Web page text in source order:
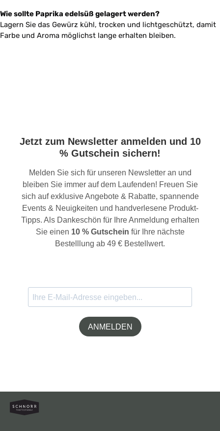
Wie sollte Paprika edelsüß gelagert werden?
Lagern Sie das Gewürz kühl, trocken und lichtgeschützt, damit
Farbe und Aroma möglichst lange erhalten bleiben.
Jetzt zum Newsletter anmelden und 10
% Gutschein sichern!
Melden Sie sich für unseren Newsletter an und
bleiben Sie immer auf dem Laufenden! Freuen Sie
sich auf exklusive Angebote & Rabatte, spannende
Events & Neuigkeiten und handverlesene Produkt-
Tipps. Als Dankeschön für Ihre Anmeldung erhalten
Sie einen 10 % Gutschein für Ihre nächste
Bestelllung ab 49 € Bestellwert.
ANMELDEN